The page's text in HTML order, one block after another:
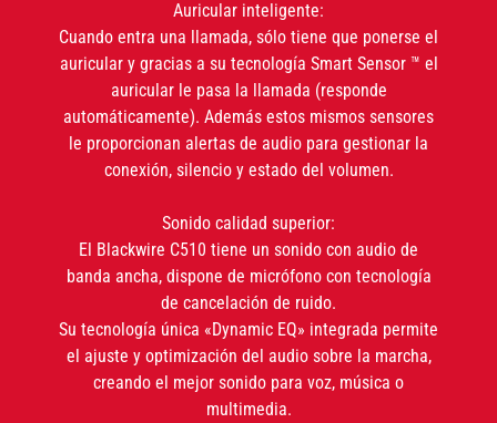
Auricular inteligente:
Cuando entra una llamada, sólo tiene que ponerse el
auricular y gracias a su tecnología Smart Sensor ™ el
auricular le pasa la llamada (responde
automáticamente). Además estos mismos sensores
le proporcionan alertas de audio para gestionar la
conexión, silencio y estado del volumen.
Sonido calidad superior:
El Blackwire C510 tiene un sonido con audio de
banda ancha, dispone de micrófono con tecnología
de cancelación de ruido.
Su tecnología única «Dynamic EQ» integrada permite
el ajuste y optimización del audio sobre la marcha,
creando el mejor sonido para voz, música o
multimedia.